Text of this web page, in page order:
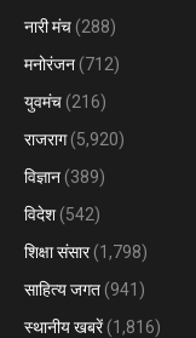
नारी मंच (288)
मनोरंजन (712)
युवमंच (216)
राजराग(5,920)
विज्ञान (389)
विदेश (542)
शिक्षा संसार(1,798)
साहित्य जगत (941)
स्थानीय खबरें(1,816)